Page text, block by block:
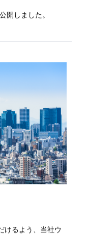
開しました。
けるよう、当社ウ